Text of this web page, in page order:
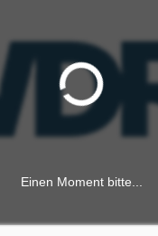
Einen Moment bitte...